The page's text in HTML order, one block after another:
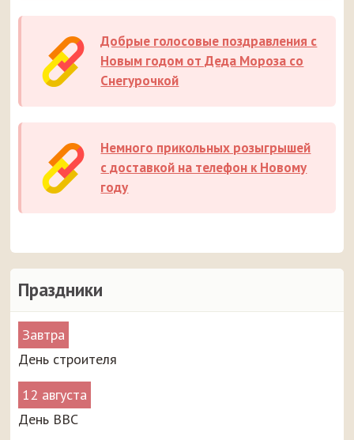
Праздники
Завтра
День строителя
12 августа
День ВВС
Добрые голосовые поздравления с
Новым годом от Деда Мороза со
Снегурочкой
Немного прикольных розыгрышей
с доставкой на телефон к Новому
году